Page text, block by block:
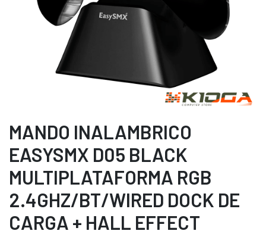
MANDO INALAMBRICO
EASYSMX D05 BLACK
MULTIPLATAFORMA RGB
2.4GHZ/BT/WIRED DOCK DE
CARGA + HALL EFFECT